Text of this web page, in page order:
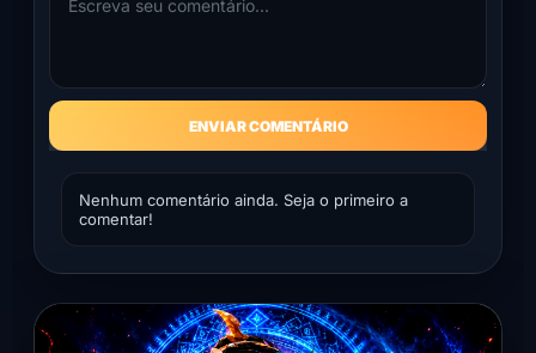
ENVIAR COMENTÁRIO
Nenhum comentário ainda. Seja o primeiro a
comentar!